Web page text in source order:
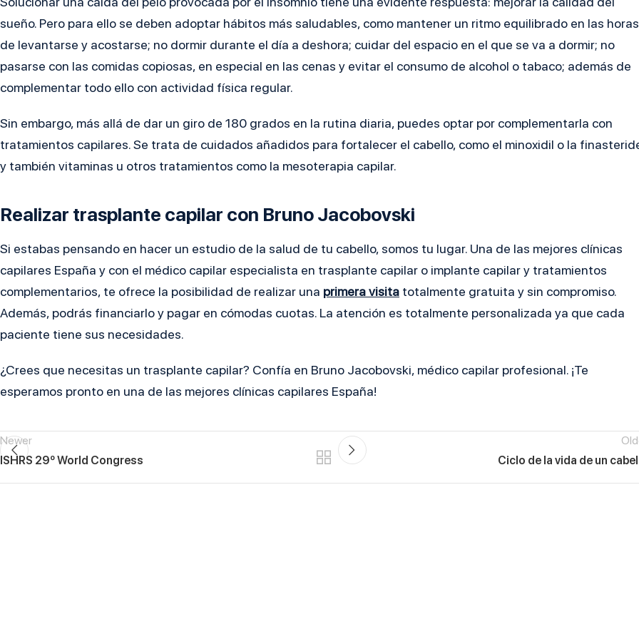
sueño. Pero para ello se deben adoptar hábitos más saludables, como mantener un ritmo equilibrado en las horas
de levantarse y acostarse; no dormir durante el día a deshora; cuidar del espacio en el que se va a dormir; no
pasarse con las comidas copiosas, en especial en las cenas y evitar el consumo de alcohol o tabaco; además de
complementar todo ello con actividad física regular.
Sin embargo, más allá de dar un giro de 180 grados en la rutina diaria, puedes optar por complementarla con
tratamientos capilares. Se trata de cuidados añadidos para fortalecer el cabello, como el minoxidil o la
y también vitaminas u otros tratamientos como la mesoterapia capilar.
Realizar trasplante capilar con Bruno Jacobovski
Si estabas pensando en hacer un estudio de la salud de tu cabello, somos tu lugar. Una de las mejores clínicas
capilares España y con el médico capilar especialista en trasplante capilar o implante capilary tratamientos
complementarios, te ofrece la posibilidad de realizar una primera visita totalmente gratuita y sin compromiso.
Además, podrás financiarlo y pagar en cómodas cuotas. La atención es totalmente personalizada ya que cada
paciente tiene sus necesidades.
¿Crees que necesitas un trasplante capilar? Confía en Bruno Jacobovski, médico capilar profesional. ¡Te
esperamos pronto en una de las mejores clínicas capilares España!
Newer
ISHRS 29º World Congress
Ciclo de la vida de un